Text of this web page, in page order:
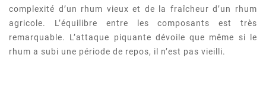
complexité d’un rhum vieux et de la fraîcheur d’un rhum
agricole. L’équilibre entre les composants est très
remarquable. L’attaque piquante dévoile que même si le
rhum a subi une période de repos, il n’est pas vieilli.